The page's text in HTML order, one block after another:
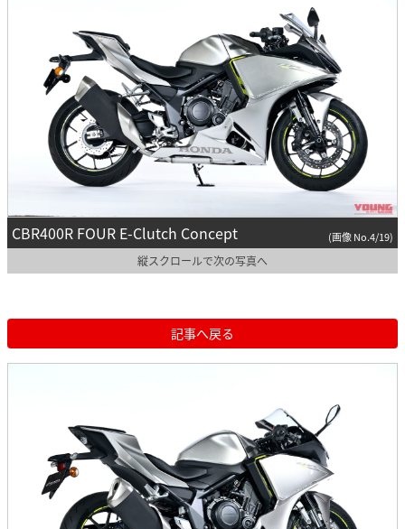
CBR400R FOUR E-Clutch Concept (画像 No.4/19)
縦スクロールで次の写真へ
記事へ戻る